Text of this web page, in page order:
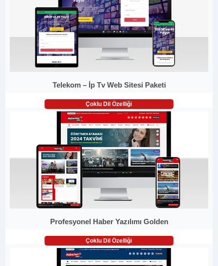
Telekom – İp Tv Web Sitesi Paketi
Çoklu Dil Özelliği
Profesyonel Haber Yazılımı Golden
Çoklu Dil Özelliği